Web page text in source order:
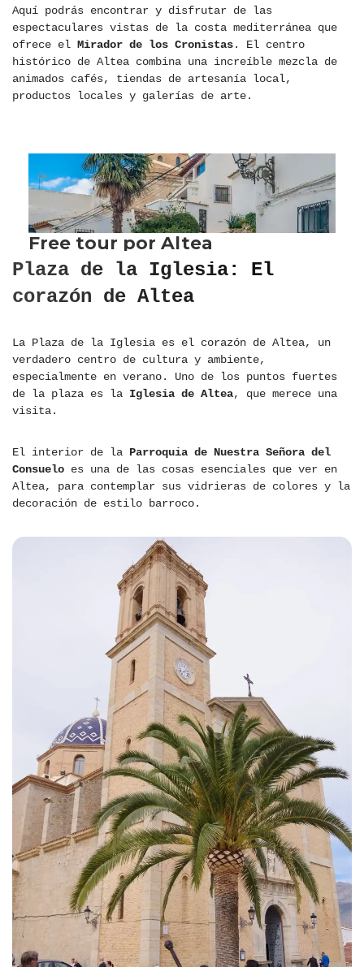
Aquí podrás encontrar y disfrutar de las
espectaculares vistas de la costa mediterránea que
ofrece el Mirador de los Cronistas. El centro
histórico de Altea combina una increíble mezcla de
animados cafés, tiendas de artesanía local,
productos locales y galerías de arte.
Plaza de la Iglesia: El
corazón de Altea
La Plaza de la Iglesia es el corazón de Altea, un
verdadero centro de cultura y ambiente,
especialmente en verano. Uno de los puntos fuertes
de la plaza es la Iglesia de Altea, que merece una
visita.
El interior de la Parroquia de Nuestra Señora del
Consuelo es una de las cosas esenciales que ver en
Altea, para contemplar sus vidrieras de colores y la
decoración de estilo barroco.